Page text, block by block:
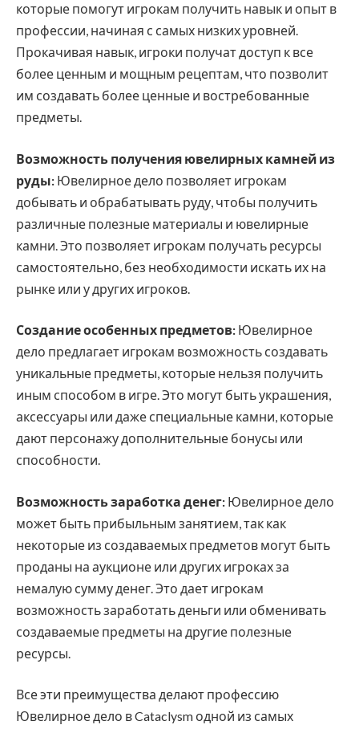
которые помогут игрокам получить навык и опыт в
профессии, начиная с самых низких уровней.
Прокачивая навык, игроки получат доступ к все
более ценным и мощным рецептам, что позволит
им создавать более ценные и востребованные
предметы.
Возможность получения ювелирных камней из
руды: Ювелирное дело позволяет игрокам
добывать и обрабатывать руду, чтобы получить
различные полезные материалы и ювелирные
камни. Это позволяет игрокам получать ресурсы
самостоятельно, без необходимости искать их на
рынке или у других игроков.
Создание особенных предметов: Ювелирное
дело предлагает игрокам возможность создавать
уникальные предметы, которые нельзя получить
иным способом в игре. Это могут быть украшения,
аксессуары или даже специальные камни, которые
дают персонажу дополнительные бонусы или
способности.
Возможность заработка денег: Ювелирное дело
может быть прибыльным занятием, так как
некоторые из создаваемых предметов могут быть
проданы на аукционе или других игроках за
немалую сумму денег. Это дает игрокам
возможность заработать деньги или обменивать
создаваемые предметы на другие полезные
ресурсы.
Все эти преимущества делают профессию
Ювелирное дело в Cataclysm одной из самых